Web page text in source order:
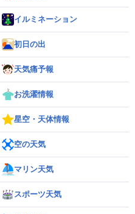
イルミネーション
初日の出
天気痛予報
お洗濯情報
星空・天体情報
空の天気
マリン天気
スポーツ天気